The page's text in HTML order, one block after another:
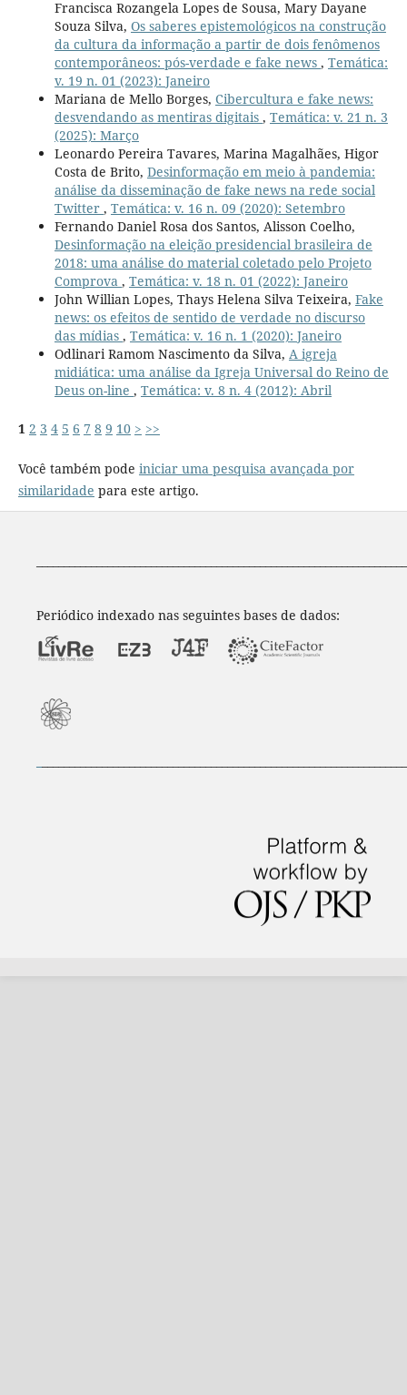
Francisca Rozangela Lopes de Sousa, Mary Dayane
Souza Silva, Os saberes epistemológicos na construção
da cultura da informação a partir de dois fenômenos
contemporâneos: pós-verdade e fake news , Temática:
v. 19 n. 01 (2023): Janeiro
Mariana de Mello Borges, Cibercultura e fake news:
desvendando as mentiras digitais , Temática: v. 21 n. 3
(2025): Março
Leonardo Pereira Tavares, Marina Magalhães, Higor
Costa de Brito, Desinformação em meio à pandemia:
análise da disseminação de fake news na rede social
Twitter , Temática: v. 16 n. 09 (2020): Setembro
Fernando Daniel Rosa dos Santos, Alisson Coelho,
Desinformação na eleição presidencial brasileira de
2018: uma análise do material coletado pelo Projeto
Comprova , Temática: v. 18 n. 01 (2022): Janeiro
John Willian Lopes, Thays Helena Silva Teixeira, Fake
news: os efeitos de sentido de verdade no discurso
das mídias , Temática: v. 16 n. 1 (2020): Janeiro
Odlinari Ramom Nascimento da Silva, A igreja
midiática: uma análise da Igreja Universal do Reino de
Deus on-line , Temática: v. 8 n. 4 (2012): Abril
1 2 3 4 5 6 7 8 9 10 > >>
Você também pode iniciar uma pesquisa avançada por
similaridade para este artigo.
Periódico indexado nas seguintes bases de dados: